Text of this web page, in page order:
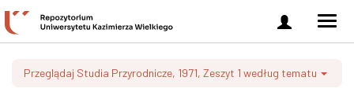
Zaloguj
się
Przeglądaj Studia Przyrodnicze, 1971, Zeszyt 1 według tematu